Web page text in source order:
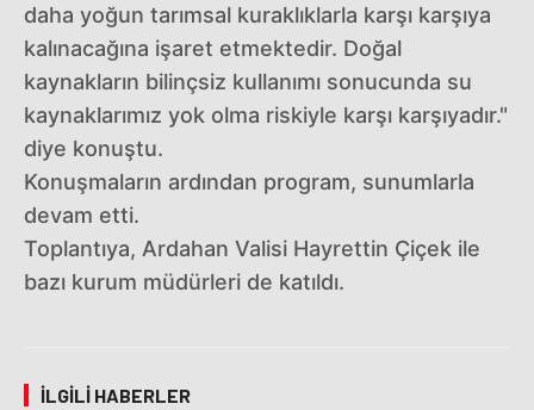
daha yoğun tarımsal kuraklıklarla karşı karşıya
kalınacağına işaret etmektedir. Doğal
kaynakların bilinçsiz kullanımı sonucunda su
kaynaklarımız yok olma riskiyle karşı karşıyadır."
diye konuştu.
Konuşmaların ardından program, sunumlarla
devam etti.
Toplantıya, Ardahan Valisi Hayrettin Çiçek ile
bazı kurum müdürleri de katıldı.
İLGILI HABERLER